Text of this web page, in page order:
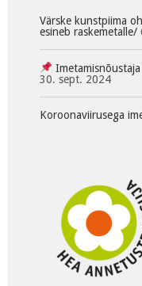
Värske kunstpiima
esineb raskemetalle/
30. sept. 2024
Koroonaviirusega